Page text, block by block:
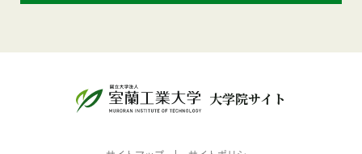
大学院サイト